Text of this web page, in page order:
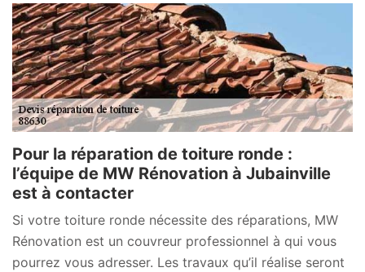
Pour la réparation de toiture ronde :
l’équipe de MW Rénovation à Jubainville
est à contacter
Si votre toiture ronde nécessite des réparations, MW
Rénovation est un couvreur professionnel à qui vous
pourrez vous adresser. Les travaux qu’il réalise seront